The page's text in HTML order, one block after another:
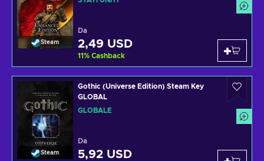
Steam
Da
2,49 USD
11% Cashback
Steam
Gothic (Universe Edition) Steam Key
GLOBAL
GLOBALE
Da
5,92 USD